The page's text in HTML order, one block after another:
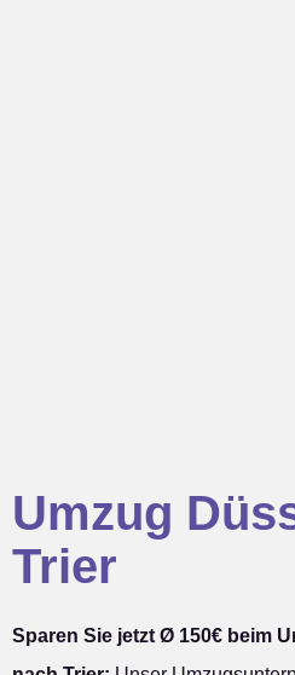
Umzug
Trier
Sparen Sie jetzt Ø 150€ beim